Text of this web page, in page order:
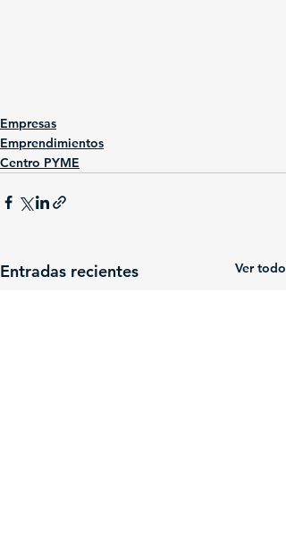
Empresas
Emprendimientos
Centro PYME
Entradas recientes Ver todo